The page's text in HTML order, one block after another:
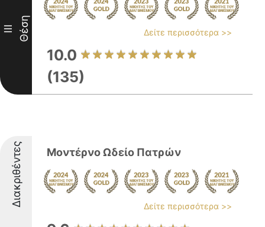
III Θέση Δείτε περισσότερα >>
10.0
(135)
Διακριθέντες Mοντέρνο Ωδείο Πατρών
Δείτε περισσότερα >>